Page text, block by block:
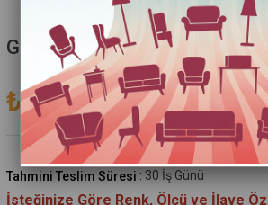
Gianmaria Yan Sehpa
₺16.937,00 (KDV Dahil)
Tahmini Teslim Süresi : 30 İş Günü
İsteğinize Göre Renk, Ölçü ve İlave